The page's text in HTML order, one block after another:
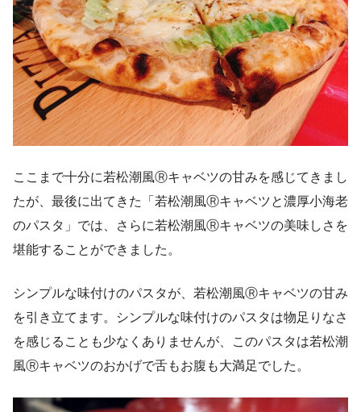
ここまで十分に若松潮風Ⓡキャベツの甘みを感じてきまし
たが、最後に出てきた「若松潮風Ⓡキャベツと濃厚小海老
のパスタ」では、さらに若松潮風Ⓡキャベツの美味しさを
堪能することができました。
シンプルな味付けのパスタが、若松潮風Ⓡキャベツの甘み
を引き立てます。シンプルな味付けのパスタは物足りなさ
を感じることも少なくありませんが、このパスタは若松潮
風Ⓡキャベツのおかげで舌もお腹も大満足でした。